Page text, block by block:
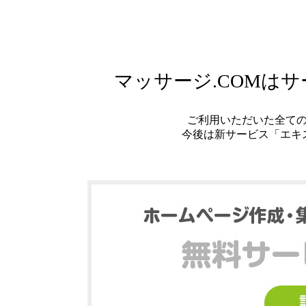
マッサージ.COMは
ご利用いただいた全て
今後は新サービス「エ